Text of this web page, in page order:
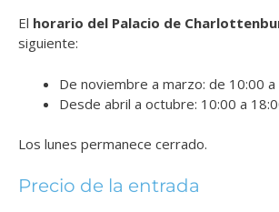
El horario del Palacio de
siguiente:
De noviembre a marzo: de 10:00 a
Desde abril a octubre: 10:00 a
Los lunes permanece cerrado.
Precio de la entrada